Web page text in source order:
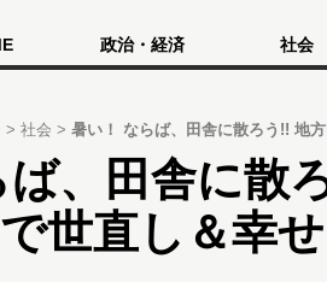
政治・経済 社会
社会 暑い！ ならば、田舎に散ろう!! 地
、田舎に散
世直し＆幸